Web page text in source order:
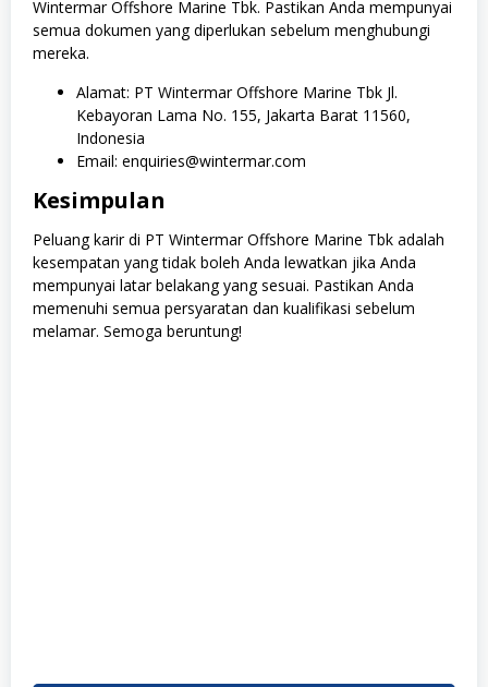
Wintermar Offshore Marine Tbk. Pastikan Anda mempunyai
semua dokumen yang diperlukan sebelum menghubungi
mereka.
Alamat: PT Wintermar Offshore Marine Tbk Jl.
Kebayoran Lama No. 155, Jakarta Barat 11560,
Indonesia
Email: enquiries@wintermar.com
Kesimpulan
Peluang karir di PT Wintermar Offshore Marine Tbk adalah
kesempatan yang tidak boleh Anda lewatkan jika Anda
mempunyai latar belakang yang sesuai. Pastikan Anda
memenuhi semua persyaratan dan kualifikasi sebelum
melamar. Semoga beruntung!